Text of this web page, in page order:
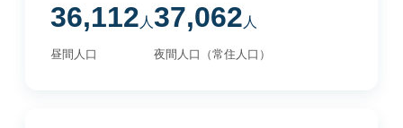
36,112 人
昼間人口
37,062 人
夜間人口（常住人口）